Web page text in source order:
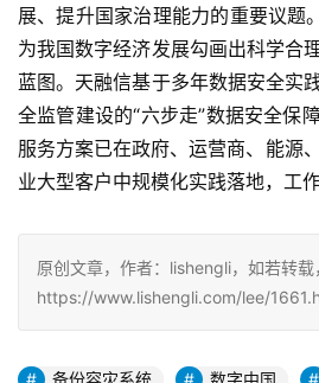
展、提升国家治理能力的重要议题
为我国数字经济发展勾画出科学合
蓝图。天融信基于多年数据安全实
全监管建设的“六步走”数据安全保
服务方案已在政府、运营商、能源
业大型客户中规模化实践落地，工
原创文章，作者：lishengli，如若转载
https://www.lishengli.com/lee/
备份容灾系统 数字中国